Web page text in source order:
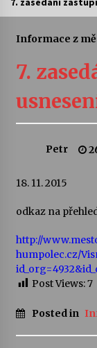
Informace z
7.
Petr
18. 11. 2015
odkaz na
http://
humpolec.cz/
Post Views:7
Posted in